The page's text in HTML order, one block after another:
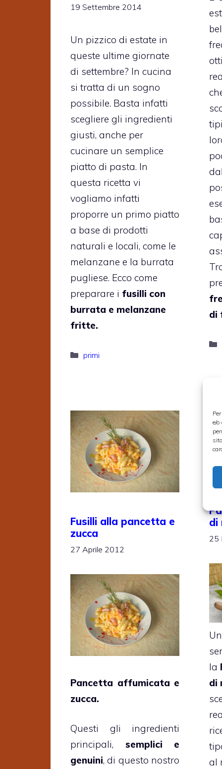
e/
19 Settembre 2014
Un pizzico di estate in
queste ultime giornate
di settembre? In cucina
si tratta di un sogno
possibile. Basta infatti
scegliere gli ingredienti
giusti, anche per
cucinare un semplice
piatto di pasta. In
questa ricetta vi
vogliamo infatti
proporre un primo piatto
a base di prodotti
naturali e locali, come le
melanzane e la burrata
pugliese. Ecco come
preparare i fusilli con
burrata e melanzane
fritte.
Categorie
primi
di
di
25
la
di
al
Fusilli alla pancetta e
zucca
27 Aprile 2012
Pancetta affumicata e
zucca.
Questi gli ingredienti
principali, semplici e
genuini, di questo nostro